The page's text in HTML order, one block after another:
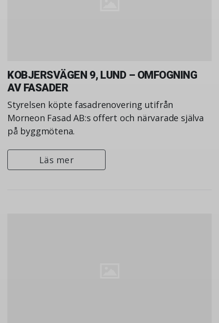
KOBJERSVÄGEN 9, LUND – OMFOGNING
AV FASADER
Styrelsen köpte fasadrenovering utifrån
Morneon Fasad AB:s offert och närvarade själva
på byggmötena.
Läs mer